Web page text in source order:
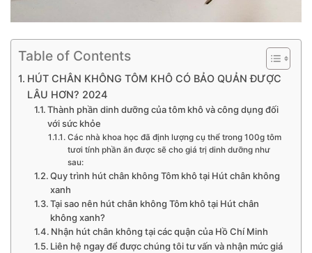
Table of Contents
HÚT CHÂN KHÔNG TÔM KHÔ CÓ BẢO QUẢN ĐƯỢC
LÂU HƠN? 2024
Thành phần dinh dưỡng của tôm khô và công dụng đối
với sức khỏe
Các nhà khoa học đã định lượng cụ thể trong 100g tôm
tươi tính phần ăn được sẽ cho giá trị dinh dưỡng như
sau:
Quy trình hút chân không Tôm khô tại Hút chân không
xanh
Tại sao nên hút chân không Tôm khô tại Hút chân
không xanh?
Nhận hút chân không tại các quận của Hồ Chí Minh
Liên hệ ngay để được chúng tôi tư vấn và nhận mức giá